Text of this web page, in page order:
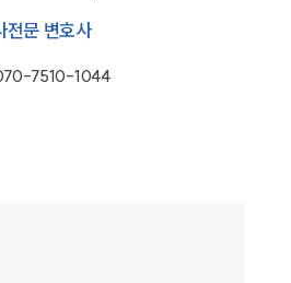
전문 변호사
7510-1044